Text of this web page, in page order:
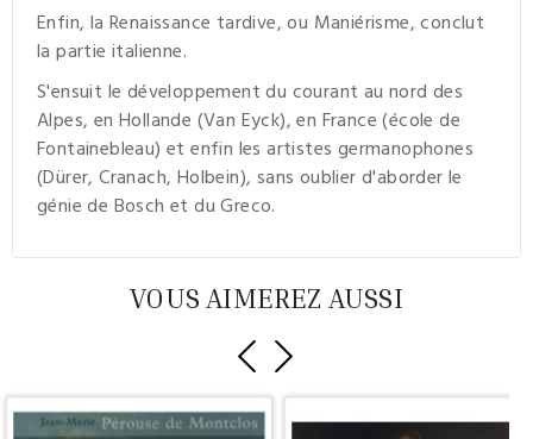
Enfin, la Renaissance tardive, ou Maniérisme, conclut
la partie italienne.
S'ensuit le développement du courant au nord des
Alpes, en Hollande (Van Eyck), en France (école de
Fontainebleau) et enfin les artistes germanophones
(Dürer, Cranach, Holbein), sans oublier d'aborder le
génie de Bosch et du Greco.
VOUS AIMEREZ AUSSI